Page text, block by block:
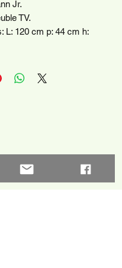
Jr.
TV.
L: 120 cm p: 44 cm h: